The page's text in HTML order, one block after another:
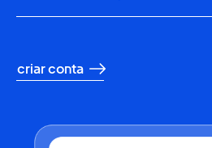
criar conta